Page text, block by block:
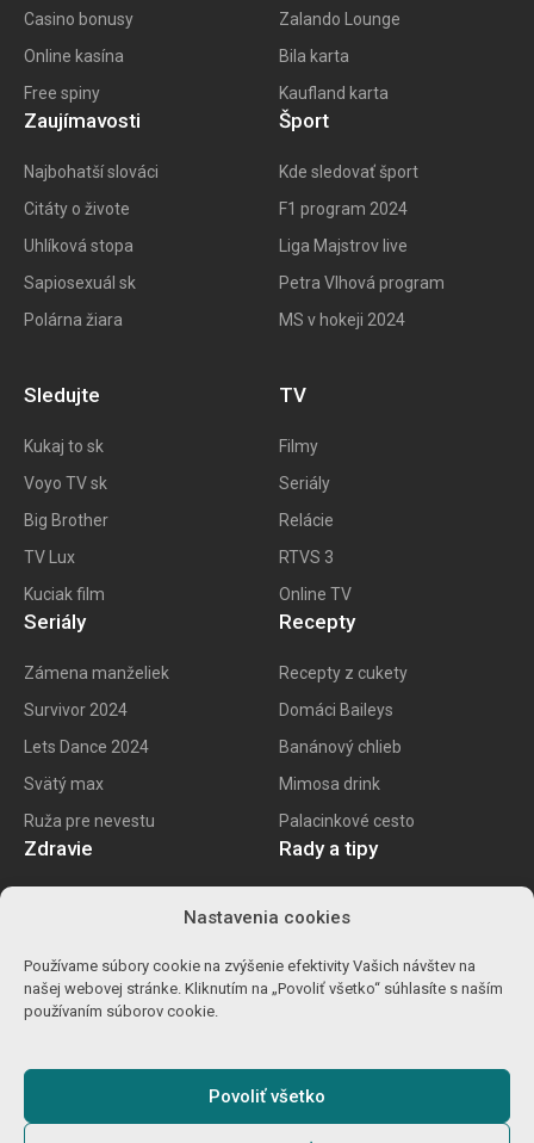
Nastavenia cookies
Používame súbory cookie na zvýšenie efektivity Vašich návštev na
našej webovej stránke. Kliknutím na „Povoliť všetko“ súhlasíte s naším
používaním súborov cookie.
Povoliť všetko
Casino bonusy
Online kasína
Free spiny
Zalando Lounge
Bila karta
Kaufland karta
Zaujímavosti
Najbohatší slováci
Citáty o živote
Uhlíková stopa
Sapiosexuál sk
Polárna žiara
Šport
Kde sledovať šport
F1 program 2024
Liga Majstrov live
Petra Vlhová program
MS v hokeji 2024
Sledujte
Kukaj to sk
Voyo TV sk
Big Brother
TV Lux
Kuciak film
TV
Filmy
Seriály
Relácie
RTVS 3
Online TV
Seriály
Zámena manželiek
Survivor 2024
Lets Dance 2024
Svätý max
Ruža pre nevestu
Recepty
Recepty z cukety
Domáci Baileys
Banánový chlieb
Mimosa drink
Palacinkové cesto
Zdravie
Ako znížiť cholesterol
Ůľava pri migréne
Rady a tipy
Ako na životopis